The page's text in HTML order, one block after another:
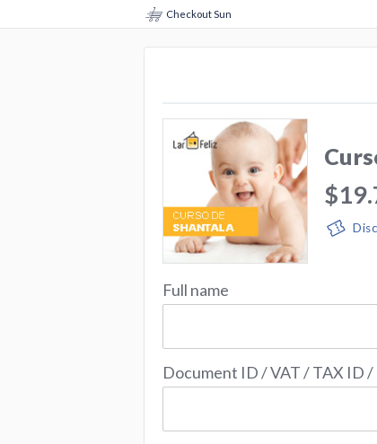
Checkout Sun
Full name
Document ID / VAT / TAX ID